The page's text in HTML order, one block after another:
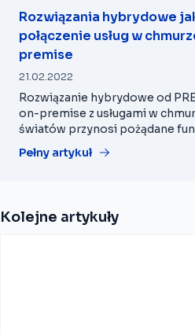
Rozwiązania hybrydowe
połączenie usług w
premise
21.02.2022
Rozwiązanie hybrydowe od
on-premise z usługami w
światów przynosi pożądane
Pełny artykuł
Kolejne artykuły